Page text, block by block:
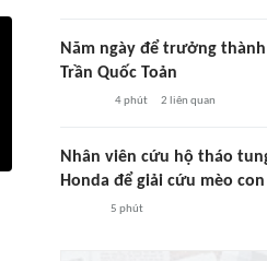
Năm ngày để trưởng
Trần Quốc Toản
4 phút 2 liên quan
Nhân viên cứu hộ tháo
Honda để giải cứu mèo
5 phút